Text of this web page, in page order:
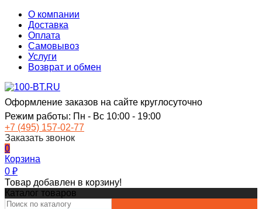
О компании
Доставка
Оплата
Самовывоз
Услуги
Возврат и обмен
Оформление заказов на сайте круглосуточно
Режим работы: Пн - Вс 10:00 - 19:00
+7 (495) 157-02-77
Заказать звонок
0
Корзина
0 ₽
Товар добавлен в корзину!
Каталог товаров